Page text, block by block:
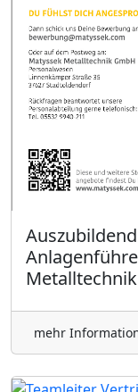
mehr